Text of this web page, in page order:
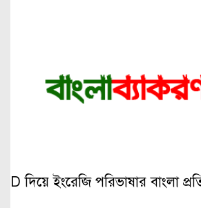
D দিয়ে ইংরেজি পরিভাষার বাংলা